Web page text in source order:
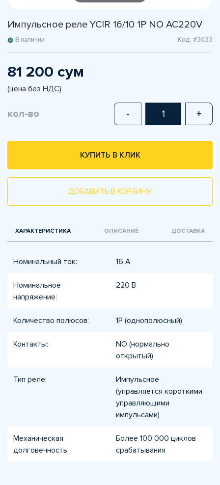
Импульсное реле YCIR 16/10 1P NO AC220V
В наличии Код: #3033
81 200 сум
(цена без НДС)
кол-во - +
КУПИТЬ В КЛИК
ДОБАВИТЬ В КОРЗИНУ
ХАРАКТЕРИСТИКА ОПИСАНИЕ ДОСТАВКА
Номинальный ток: 16 А
Номинальное
напряжение:
220 В
Количество полюсов: 1P (однополюсный)
Контакты:
NO (нормально
открытый)
Тип реле:
Импульсное
(управляется короткими
управляющими
импульсами)
Механическая
долговечность:
Более 100 000 циклов
срабатывания